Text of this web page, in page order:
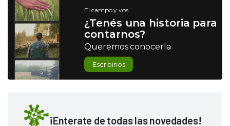
El campo y vos
¿Tenés una historia para
contarnos?
Queremos conocerla
Escribinos
¡Enterate de todas las novedades!